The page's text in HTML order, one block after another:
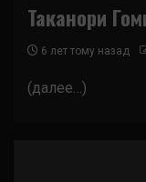
Таканори
6 лет тому назад
(далее…)